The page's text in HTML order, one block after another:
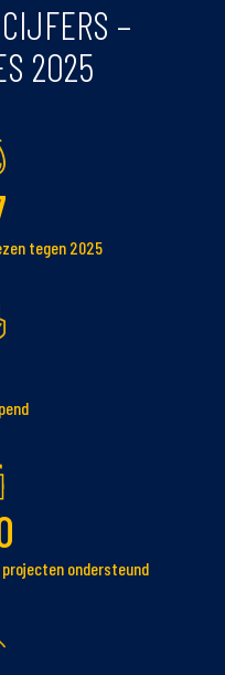
–
2025
tegen 2025
ondersteund